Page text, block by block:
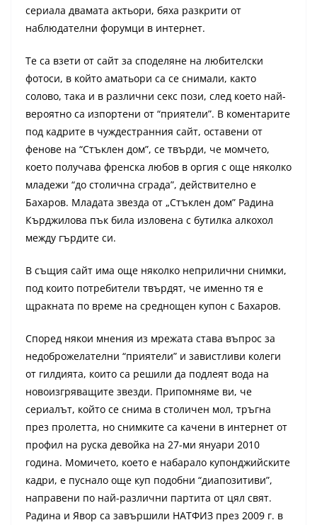
сериала двамата актьори, бяха разкрити от
наблюдателни форумци в интернет.
Те са взети от сайт за споделяне на любителски
фотоси, в който аматьори са се снимали, както
солово, така и в различни секс пози, след което най-
вероятно са изпортени от “приятели”. В коментарите
под кадрите в чуждестранния сайт, оставени от
фенове на “Стъклен дом”, се твърди, че момчето,
което получава френска любов в оргия с още няколко
младежи “до столична сграда”, действително е
Бахаров. Младата звезда от „Стъклен дом” Радина
Кърджилова пък била изловена с бутилка алкохол
между гърдите си.
В същия сайт има още няколко неприлични снимки,
под които потребители твърдят, че именно тя е
щракната по време на среднощен купон с Бахаров.
Според някои мнения из мрежата става въпрос за
недоброжелателни “приятели” и завистливи колеги
от гилдията, които са решили да подлеят вода на
новоизгряващите звезди. Припомняме ви, че
сериалът, който се снима в столичен мол, тръгна
през пролетта, но снимките са качени в интернет от
профил на руска девойка на 27-ми януари 2010
година. Момичето, което е набарало купонджийските
кадри, е пуснало още куп подобни “диапозитиви”,
направени по най-различни партита от цял свят.
Радина и Явор са завършили НАТФИЗ през 2009 г. в